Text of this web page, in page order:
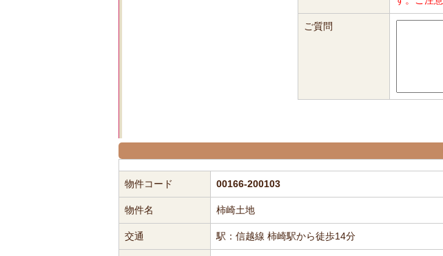
物件コード 00166-200103
物件名 柿崎土地
交通 駅：信越線 柿崎駅から徒歩14分